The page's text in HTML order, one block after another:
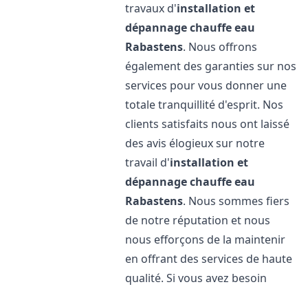
travaux d'installation et
dépannage chauffe eau
Rabastens. Nous offrons
également des garanties sur nos
services pour vous donner une
totale tranquillité d'esprit. Nos
clients satisfaits nous ont laissé
des avis élogieux sur notre
travail d'installation et
dépannage chauffe eau
Rabastens. Nous sommes fiers
de notre réputation et nous
nous efforçons de la maintenir
en offrant des services de haute
qualité. Si vous avez besoin